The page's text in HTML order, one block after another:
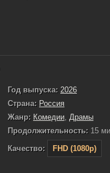
Год выпуска: 2026
Страна: Россия
Жанр: Комедии, Драмы
Продолжительность: 15
Качество:
FHD (1080p)